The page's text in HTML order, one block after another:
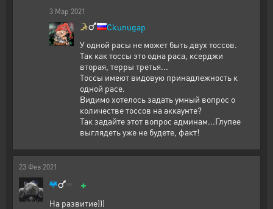
3 Мар 2021
Ckunugap
У одной расы не может быть двух тоссов.
Так как тоссы это одна раса, ксерджи
вторая, терры третья...
Тоссы имеют видовую принадлежность к
одной расе.
Видимо хотелось задать умный вопрос о
количестве тоссов на аккаунте?
Так задайте этот вопрос админам...Глупее
выглядеть уже не будете, факт!
23 Фев 2021
+
На развитие)))